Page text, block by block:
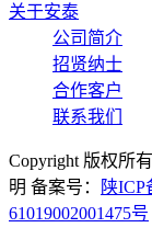
关于安泰
公司简介
招贤纳士
合作客户
联系我们
Copyright 版权所
明 备案号：
陕ICP
61019002001475号